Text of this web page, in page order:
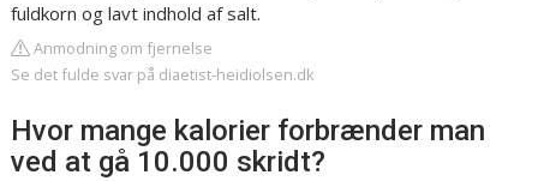
fuldkorn og lavt indhold af salt.
Anmodning om fjernelse
Se det fulde svar på diaetist-heidiolsen.dk
Hvor mange kalorier forbrænder man
ved at gå 10.000 skridt?